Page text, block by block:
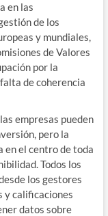
en las
de los
y mundiales,
de Valores
por la
de coherencia
empresas pueden
pero la
en el centro de toda
Todos los
los gestores
y calificaciones
datos sobre